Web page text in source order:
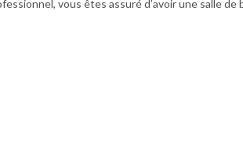
vous êtes assuré d’avoir une salle de